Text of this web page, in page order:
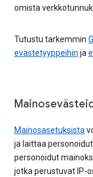
omista
Tutustu tarkemmin
evästetyyppeihin ja
Mainosasetuksista
ja laittaa
personoidut
jotka perustuvat IP-